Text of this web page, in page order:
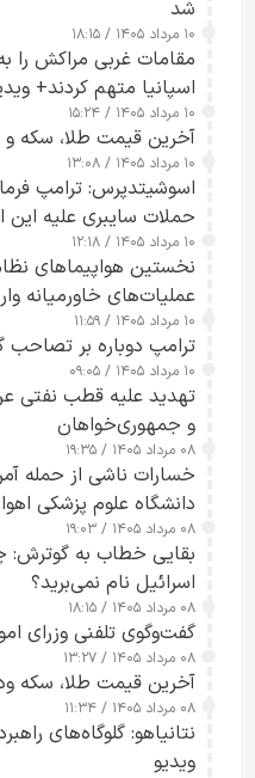
شد
۱۰ مرداد ۱۴۰۵ / ۱۸:۱۵
مقامات غربی مراکش را
اسپانیا متهم کردند+
۱۰ مرداد ۱۴۰۵ / ۱۵:۲۴
آخرین قیمت طلا، سکه و ارز شنبه 10
۱۰ مرداد ۱۴۰۵ / ۱۳:۰۸
اسوشیتدپرس: ترامپ
حملات سایبری علیه این
ارائه نکرد
۱۰ مرداد ۱۴۰۵ / ۱۲:۱۸
نخستین هواپیماهای
عملیات‌های خاورمیانه
شدند
۱۰ مرداد ۱۴۰۵ / ۱۱:۵۹
ترامپ دوباره بر تصاحب
۱۰ مرداد ۱۴۰۵ / ۰۹:۰۵
تهدید علیه قطب نفتی
و جمهوری‌خواهان
۰۸ مرداد ۱۴۰۵ / ۱۹:۳۵
خسارات ناشی از حمله
دانشگاه علوم پزشکی
۰۸ مرداد ۱۴۰۵ / ۱۹:۰۳
بقایی خطاب به گوترش:
اسرائیل نام نمی‌برید؟
۰۸ مرداد ۱۴۰۵ / ۱۸:۱۵
گفت‌وگوی تلفنی وزرای
۰۸ مرداد ۱۴۰۵ / ۱۳:۲۷
آخرین قیمت طلا، سکه ودلار8
۰۸ مرداد ۱۴۰۵ / ۱۱:۳۴
نتانیاهو: گلوگاه‌های
ویدیو